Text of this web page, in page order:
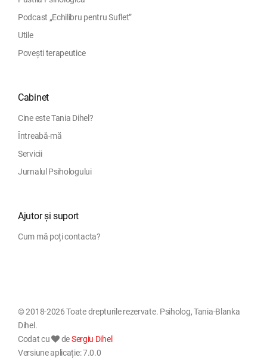
Podcast „Echilibru pentru Suflet”
Utile
Povești terapeutice
Cabinet
Cine este Tania Dihel?
Întreabă-mă
Servicii
Jurnalul Psihologului
Ajutor și suport
Cum mă poți contacta?
© 2018-2026 Toate drepturile rezervate. Psiholog, Tania-Blanka
Dihel.
Codat cu
deSergiu Dihel
Versiune aplicație: 7.0.0